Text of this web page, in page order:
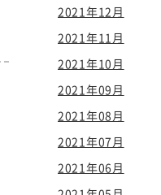
2021年12月
2021年11月
2021年10月
2021年09月
2021年08月
2021年07月
2021年06月